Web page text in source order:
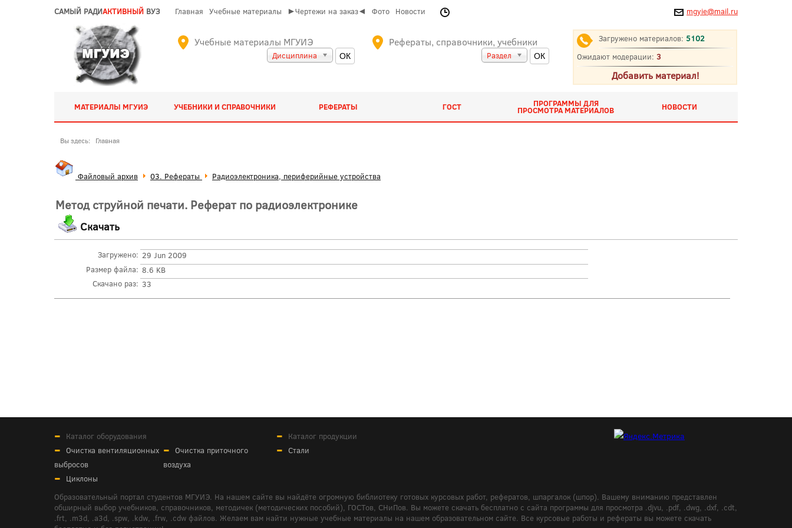
САМЫЙ РАДИАКТИВНЫЙ ВУЗ Главная Учебные материалы ►Чертежи на заказ◄ Фото Новости mgyie@mail.ru
Учебные материалы МГУИЭ
Дисциплина
Рефераты, справочники, учебники
Раздел
Загружено материалов: 5102
Ожидают модерации: 3
Добавить материал!
МАТЕРИАЛЫ МГУИЭ УЧЕБНИКИ И СПРАВОЧНИКИ РЕФЕРАТЫ ГОСТ ПРОГРАММЫ ДЛЯ
ПРОСМОТРА МАТЕРИАЛОВ НОВОСТИ
Вы здесь: Главная
Файловый архив 03. Рефераты Радиоэлектроника, периферийные устройства
Метод струйной печати. Реферат по радиоэлектронике
Скачать
Загружено: 29 Jun 2009
Размер файла: 8.6 KB
Скачано раз: 33
Каталог оборудования
Очистка вентиляционных
выбросов
Очистка приточного
воздуха
Циклоны
Каталог продукции
Стали
Образовательный портал студентов МГУИЭ. На нашем сайте вы найдёте огромную библиотеку готовых курсовых работ, рефератов, шпаргалок (шпор). Вашему вниманию представлен
обширный выбор учебников, справочников, методичек (методических пособий), ГОСТов, СНиПов. Вы можете скачать бесплатно с сайта программы для просмотра .djvu, .pdf, .dwg, .dxf, .cdt,
.frt, .m3d, .a3d, .spw, .kdw, .frw, .cdw файлов. Желаем вам найти нужные учебные материалы на нашем образовательном сайте. Все курсовые работы и рефераты вы можете скачать